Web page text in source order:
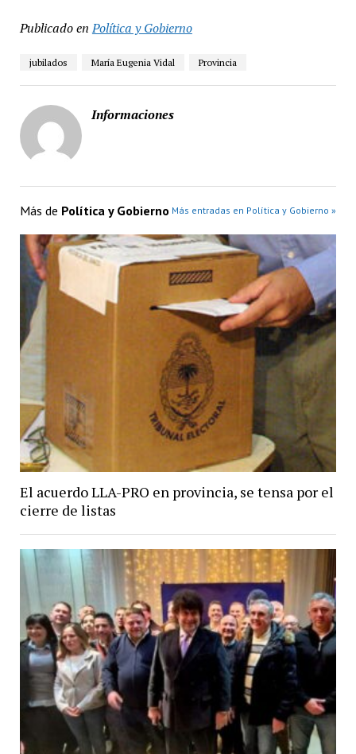
Publicado en Política y Gobierno
jubilados María Eugenia Vidal Provincia
Informaciones
Más de Política y Gobierno Más entradas en Política y Gobierno »
El acuerdo LLA-PRO en provincia, se tensa por el
cierre de listas